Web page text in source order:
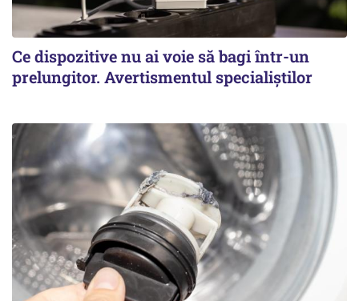
Ce dispozitive nu ai voie să bagi într-un
prelungitor. Avertismentul specialiștilor